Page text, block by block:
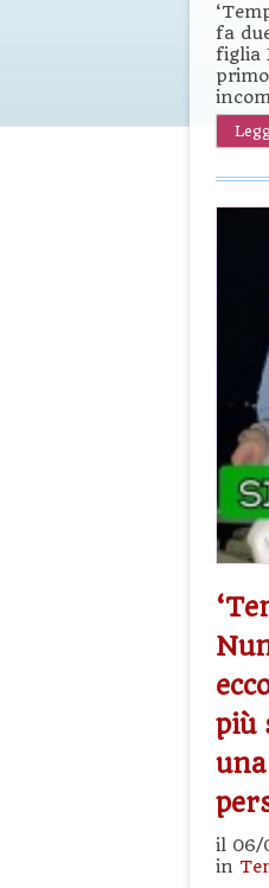
fa
figlia
più
il 06/
in